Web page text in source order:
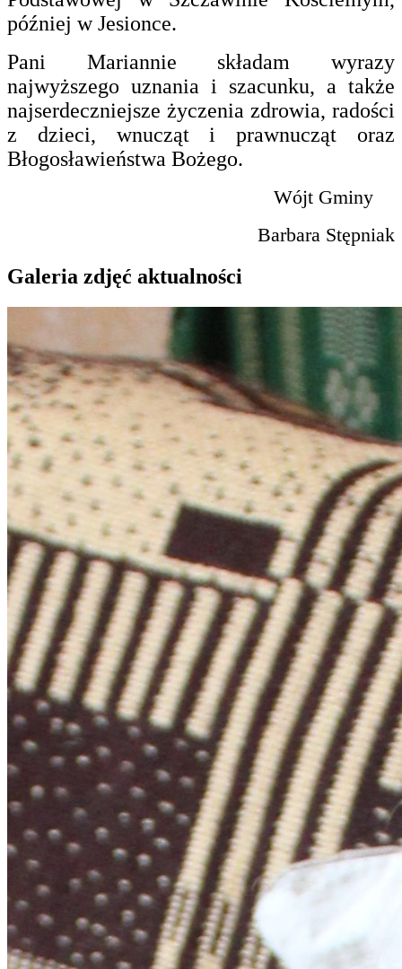
później w Jesionce.
Pani Mariannie składam wyrazy
najwyższego uznania i szacunku, a także
najserdeczniejsze życzenia zdrowia, radości
z dzieci, wnucząt i prawnucząt oraz
Błogosławieństwa Bożego.
Wójt Gminy
Barbara Stępniak
Galeria zdjęć aktualności